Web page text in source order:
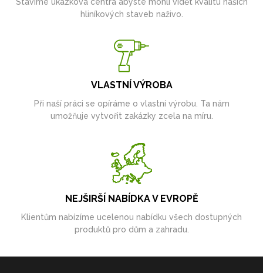
hliníkových staveb naživo.
VLASTNÍ VÝROBA
Při naší práci se opíráme o vlastní výrobu. Ta nám
umožňuje vytvořit zakázky zcela na míru.
NEJŠIRŠÍ NABÍDKA V EVROPĚ
Klientům nabízíme ucelenou nabídku všech dostupných
produktů pro dům a zahradu.